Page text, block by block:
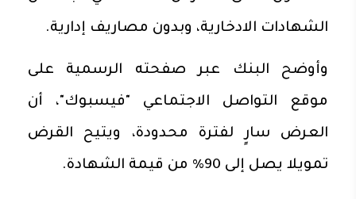
الشهادات الادخارية، وبدون مصاريف إدارية.
وأوضح البنك عبر صفحته الرسمية على
موقع التواصل الاجتماعي "فيسبوك"، أن
العرض سارٍ لفترة محدودة، ويتيح القرض
تمويلا يصل إلى 90% من قيمة الشهادة.